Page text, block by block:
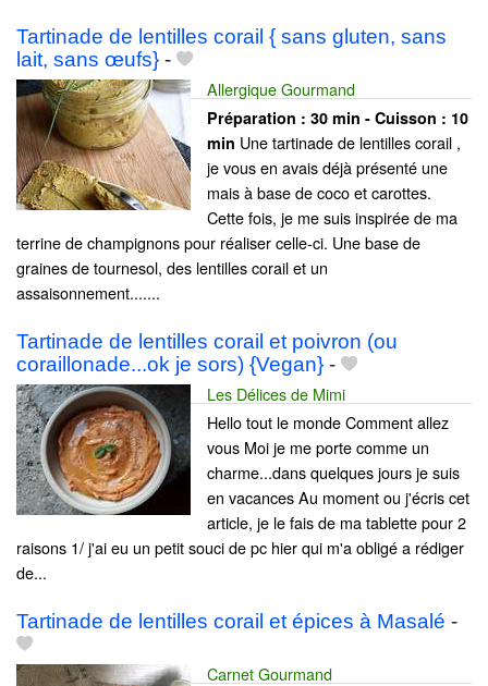
Tartinade de lentilles corail { sans gluten, sans
lait, sans œufs} -
Allergique Gourmand
Préparation : 30 min - Cuisson : 10
min Une tartinade de lentilles corail ,
je vous en avais déjà présenté une
mais à base de coco et carottes.
Cette fois, je me suis inspirée de ma
terrine de champignons pour réaliser celle-ci. Une base de
graines de tournesol, des lentilles corail et un
assaisonnement.......
Tartinade de lentilles corail et poivron (ou
coraillonade...ok je sors) {Vegan} -
Les Délices de Mimi
Hello tout le monde Comment allez
vous Moi je me porte comme un
charme...dans quelques jours je suis
en vacances Au moment ou j'écris cet
article, je le fais de ma tablette pour 2
raisons 1/ j'ai eu un petit souci de pc hier qui m'a obligé a rédiger
de...
Tartinade de lentilles corail et épices à Masalé -
Carnet Gourmand